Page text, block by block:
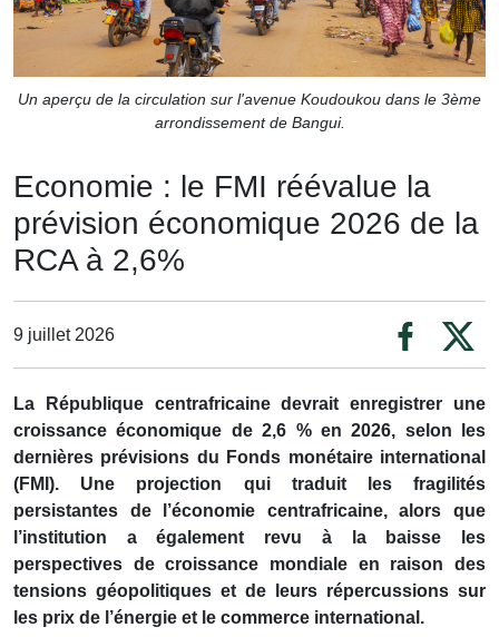
Un aperçu de la circulation sur l'avenue Koudoukou dans le 3ème
arrondissement de Bangui.
Economie : le FMI réévalue la
prévision économique 2026 de la
RCA à 2,6%
9 juillet 2026
La République centrafricaine devrait enregistrer une
croissance économique de 2,6 % en 2026, selon les
dernières prévisions du Fonds monétaire international
(FMI). Une projection qui traduit les fragilités
persistantes de l’économie centrafricaine, alors que
l’institution a également revu à la baisse les
perspectives de croissance mondiale en raison des
tensions géopolitiques et de leurs répercussions sur
les prix de l’énergie et le commerce international.